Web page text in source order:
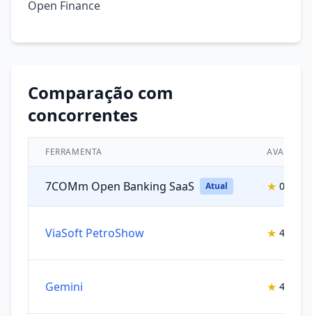
Open Finance
Comparação com
concorrentes
FERRAMENTA
7COMm Open Banking SaaS Atual ★ 0.0/5
ViaSoft PetroShow ★ 4.5/5
Gemini ★ 4.25/5